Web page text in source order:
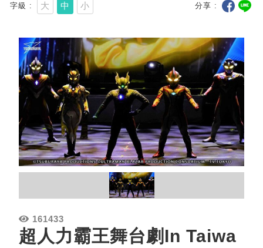
字級 大 中 小 分享
161433
超人力霸王舞台劇In Taiwa